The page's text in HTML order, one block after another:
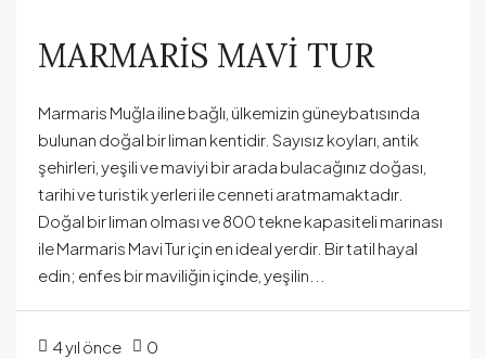
MARMARİS MAVİ TUR
Marmaris Muğla iline bağlı, ülkemizin güneybatısında
bulunan doğal bir liman kentidir. Sayısız koyları, antik
şehirleri, yeşili ve maviyi bir arada bulacağınız doğası,
tarihi ve turistik yerleri ile cenneti aratmamaktadır.
Doğal bir liman olması ve 800 tekne kapasiteli marinası
ile Marmaris Mavi Tur için en ideal yerdir. Bir tatil hayal
edin; enfes bir maviliğin içinde, yeşilin...
4 yıl önce 0